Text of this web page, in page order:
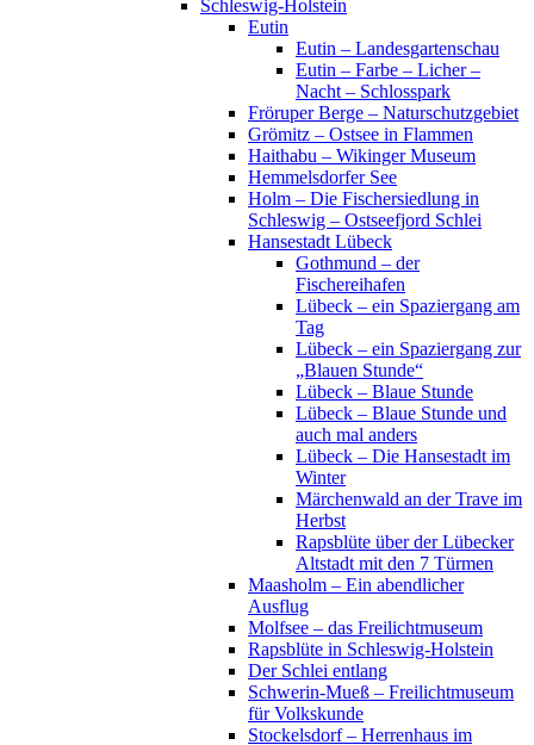
Schleswig-Holstein
Eutin
Eutin – Landesgartenschau
Eutin – Farbe – Licher –
Nacht – Schlosspark
Fröruper Berge – Naturschutzgebiet
Grömitz – Ostsee in Flammen
Haithabu – Wikinger Museum
Hemmelsdorfer See
Holm – Die Fischersiedlung in
Schleswig – Ostseefjord Schlei
Hansestadt Lübeck
Gothmund – der
Fischereihafen
Lübeck – ein Spaziergang am
Tag
Lübeck – ein Spaziergang zur
„Blauen Stunde“
Lübeck – Blaue Stunde
Lübeck – Blaue Stunde und
auch mal anders
Lübeck – Die Hansestadt im
Winter
Märchenwald an der Trave im
Herbst
Rapsblüte über der Lübecker
Altstadt mit den 7 Türmen
Maasholm – Ein abendlicher
Ausflug
Molfsee – das Freilichtmuseum
Rapsblüte in Schleswig-Holstein
Der Schlei entlang
Schwerin-Mueß – Freilichtmuseum
für Volkskunde
Stockelsdorf – Herrenhaus im